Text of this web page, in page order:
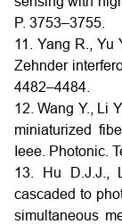
P. 3753–3755.
11. Yang R., Yu
Zehnder
4482–4484.
12. Wang Y., Li
miniaturized
Ieee. Photonic.
13. Hu D.J.J.,
cascaded to
simultaneous